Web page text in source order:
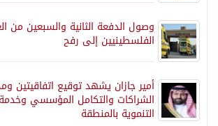
وصول الدفعة الثانية والسبعين من
الفلسطينيين إلى رفح
أمير جازان يشهد توقيع اتفاقيتين
الشراكات والتكامل المؤسسي
التنموية بالمنطقة